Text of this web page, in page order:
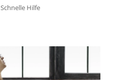
Schnelle Hilfe